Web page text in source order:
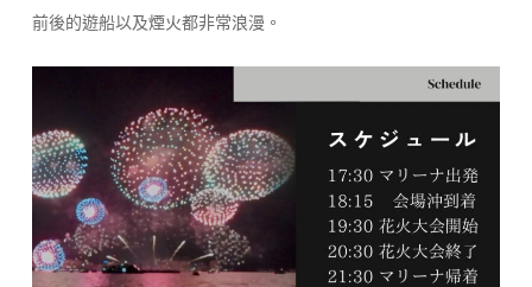
前後的遊船以及煙火都非常浪漫。